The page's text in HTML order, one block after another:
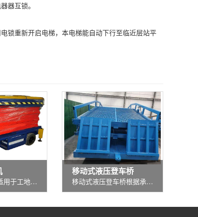
器互锁。
锁重新开启电梯，本电梯能自动下行至临近层站平
移动式升降机适用于工地、厂房、仓库、粮库、车站、宾馆、机场、码头、加油站、体育场、电力、高架管道等高空设备安装...
移动式液压登车桥
移动式液压登车桥根据承载能力产品分为：6、8、10吨液压登车桥，移动式液压登车桥是叉车配合使用的货物装卸辅助设备，可根...